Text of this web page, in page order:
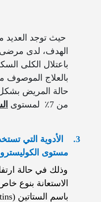
حيث توجد العديد
الهدف، لدى مرضى
باعتلال الكلى
بالعلاج الموصوف
حالة المريض
من 7٪ لمستوى
3.
الأدوية التي
مستوى
وذلك في حالة
الاستعانة بنوع
باسم الستاتين (